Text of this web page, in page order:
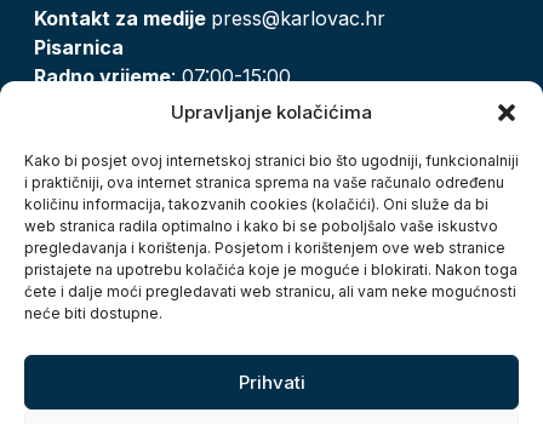
Upravljanje kolačićima
Kako bi posjet ovoj internetskoj stranici bio što ugodniji, funkcionalniji
i praktičniji, ova internet stranica sprema na vaše računalo određenu
količinu informacija, takozvanih cookies (kolačići). Oni služe da bi
web stranica radila optimalno i kako bi se poboljšalo vaše iskustvo
pregledavanja i korištenja. Posjetom i korištenjem ove web stranice
pristajete na upotrebu kolačića koje je moguće i blokirati. Nakon toga
ćete i dalje moći pregledavati web stranicu, ali vam neke mogućnosti
neće biti dostupne.
Prihvati
Kontakt za medije press@karlovac.hr
Pisarnica
Radno vrijeme: 07:00-15:00
pisarnica@karlovac.hr
Zaštita osobnih podataka
Pristup informacijama
Kolačići
Izjava o pristupačnosti
Turistička zajednica grada Karlovca